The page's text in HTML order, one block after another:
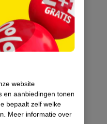
website
en aanbiedingen tonen
bepaalt zelf welke
Meer informatie over